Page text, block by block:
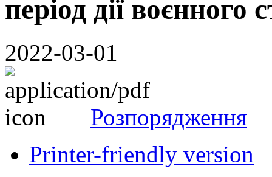
період дії воєнного
2022-03-01
Розпорядження
Printer-friendly version